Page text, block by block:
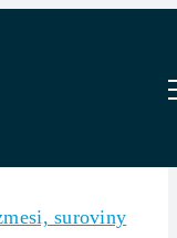
suroviny